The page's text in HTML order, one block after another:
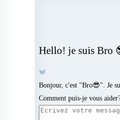
Hello! je suis Bro
Bonjour, c'est "Bro😎". Je
Comment puis-je vous